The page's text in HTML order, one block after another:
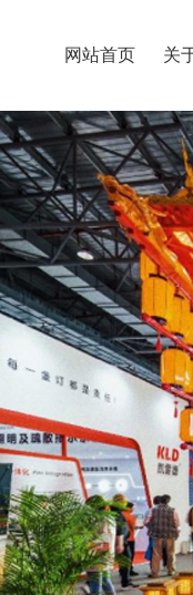
网站首页 关